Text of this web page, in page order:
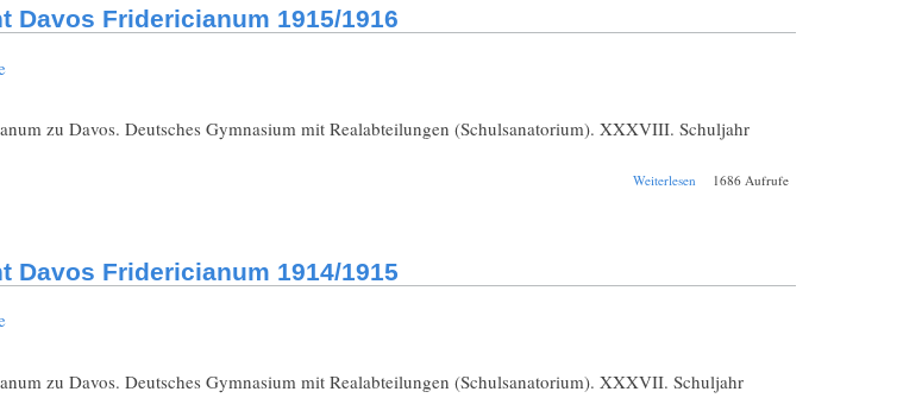
Davos Fridericianum 1915/1916
zu Davos. Deutsches Gymnasium mit Realabteilungen (Schulsanatorium). XXXVIII. Schuljahr
Weiterlesen über Schul-
1686 Aufrufe
Davos Fridericianum 1914/1915
zu Davos. Deutsches Gymnasium mit Realabteilungen (Schulsanatorium). XXXVII. Schuljahr